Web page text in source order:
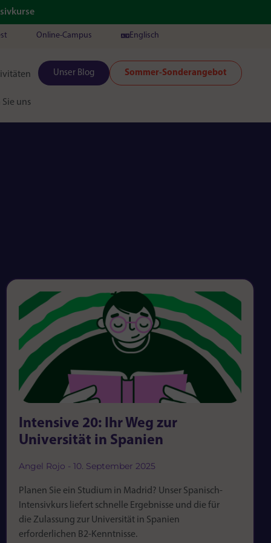
Online-Campus Englisch
uns
Unser Blog Sommer-Sonderangebot
Intensive 20: Ihr Weg zur
Universität in Spanien
Angel Rojo 10. September 2025
Planen Sie ein Studium in Madrid? Unser Spanisch-
Intensivkurs liefert schnelle Ergebnisse und die für
die Zulassung zur Universität in Spanien
erforderlichen B2-Kenntnisse.